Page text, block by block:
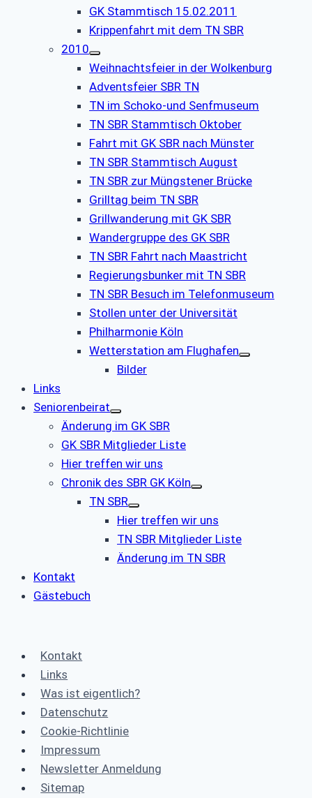
GK Stammtisch 15.02.2011
Krippenfahrt mit dem TN SBR
2010
Weihnachtsfeier in der Wolkenburg
Adventsfeier SBR TN
TN im Schoko-und Senfmuseum
TN SBR Stammtisch Oktober
Fahrt mit GK SBR nach Münster
TN SBR Stammtisch August
TN SBR zur Müngstener Brücke
Grilltag beim TN SBR
Grillwanderung mit GK SBR
Wandergruppe des GK SBR
TN SBR Fahrt nach Maastricht
Regierungsbunker mit TN SBR
TN SBR Besuch im Telefonmuseum
Stollen unter der Universität
Philharmonie Köln
Wetterstation am Flughafen
Bilder
Links
Seniorenbeirat
Änderung im GK SBR
GK SBR Mitglieder Liste
Hier treffen wir uns
Chronik des SBR GK Köln
TN SBR
Hier treffen wir uns
TN SBR Mitglieder Liste
Änderung im TN SBR
Kontakt
Gästebuch
Kontakt
Links
Was ist eigentlich?
Datenschutz
Cookie-Richtlinie
Impressum
Newsletter Anmeldung
Sitemap